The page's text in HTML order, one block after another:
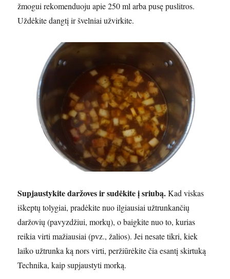
žmogui rekomenduoju apie 250 ml arba pusę puslitros.
Uždėkite dangtį ir švelniai užvirkite.
Supjaustykite daržoves ir sudėkite į sriubą.Kad viskas
iškeptų tolygiai, pradėkite nuo ilgiausiai užtrunkančių
daržovių (pavyzdžiui, morkų), o baigkite nuo to, kurias
reikia virti mažiausiai (pvz., žalios). Jei nesate tikri, kiek
laiko užtrunka ką nors virti, peržiūrėkite čia esantį skirtuką
Technika, kaip supjaustyti morką.